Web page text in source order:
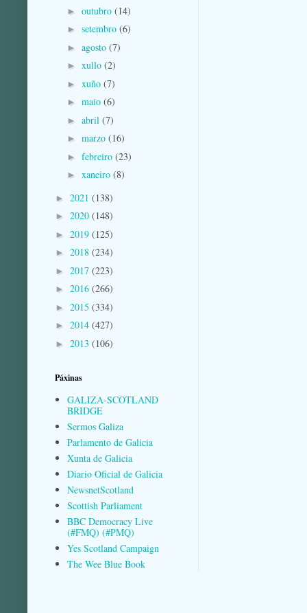
► outubro (14)
► setembro (6)
► agosto (7)
► xullo (2)
► xuño (7)
► maio (6)
► abril (7)
► marzo (16)
► febreiro (23)
► xaneiro (8)
► 2021 (138)
► 2020 (148)
► 2019 (125)
► 2018 (234)
► 2017 (223)
► 2016 (266)
► 2015 (334)
► 2014 (427)
► 2013 (106)
Páxinas
GALIZA-SCOTLAND
BRIDGE
Sermos Galiza
Parlamento de Galicia
Xunta de Galicia
Diario Oficial de Galicia
NewsnetScotland
Scottish Parliament
BBC Democracy Live
(#FMQ) (#PMQ)
Yes Scotland Campaign
The Wee Blue Book